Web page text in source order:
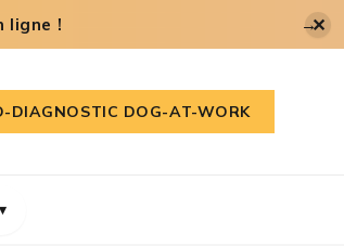
ligne ! →✕
DIAGNOSTIC DOG-AT-WORK
▾